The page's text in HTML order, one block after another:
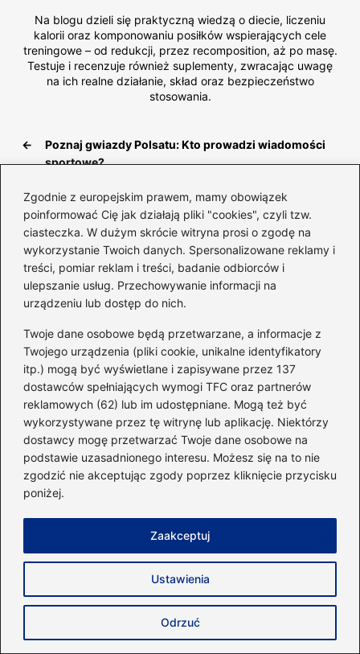
Zgodnie z europejskim prawem, mamy obowiązek
poinformować Cię jak działają pliki "cookies", czyli tzw.
ciasteczka. W dużym skrócie witryna prosi o zgodę na
wykorzystanie Twoich danych. Spersonalizowane reklamy i
treści, pomiar reklam i treści, badanie odbiorców i
ulepszanie usług. Przechowywanie informacji na
urządzeniu lub dostęp do nich.
Twoje dane osobowe będą przetwarzane, a informacje z
Twojego urządzenia (pliki cookie, unikalne identyfikatory
itp.) mogą być wyświetlane i zapisywane przez 137
dostawców spełniających wymogi TFC oraz partnerów
reklamowych (62) lub im udostępniane. Mogą też być
wykorzystywane przez tę witrynę lub aplikację. Niektórzy
dostawcy mogę przetwarzać Twoje dane osobowe na
podstawie uzasadnionego interesu. Możesz się na to nie
zgodzić nie akceptując zgody poprzez kliknięcie przycisku
poniżej.
Ustawienia
Odrzuć
Zaakceptuj
Na blogu dzieli się praktyczną wiedzą o diecie, liczeniu
kalorii oraz komponowaniu posiłków wspierających cele
treningowe – od redukcji, przez recomposition, aż po masę.
Testuje i recenzuje również suplementy, zwracając uwagę
na ich realne działanie, skład oraz bezpieczeństwo
stosowania.
←
Poznaj gwiazdy Polsatu: Kto prowadzi wiadomości
sportowe?
czeka!
Dodaj komentarz
Wymagane pola są oznaczone*
Komentarz*
Nazwa
Adres email*